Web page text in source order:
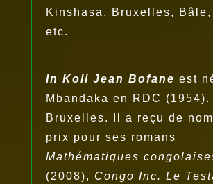
Kinshasa, Bruxelles,
etc.
In Koli Jean Bofane est
Mbandaka en RDC
Bruxelles. Il a reçu de
prix pour ses romans
Mathématiques
(2008), Congo Inc. Le